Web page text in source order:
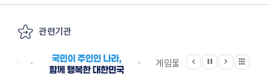
관련기관
게임물관리위원회
이전
정지
다음 관련기관 전체보기